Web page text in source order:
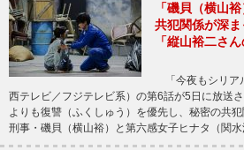
「磯貝（横山
共犯関係が深ま
「縦山裕二さ
「今夜もシリア
西テレビ／フジテレビ系）の第6話が5日に放
よりも復讐（ふくしゅう）を優先し、秘密の共
刑事・磯貝（横山裕）と第六感女子ヒナタ（関